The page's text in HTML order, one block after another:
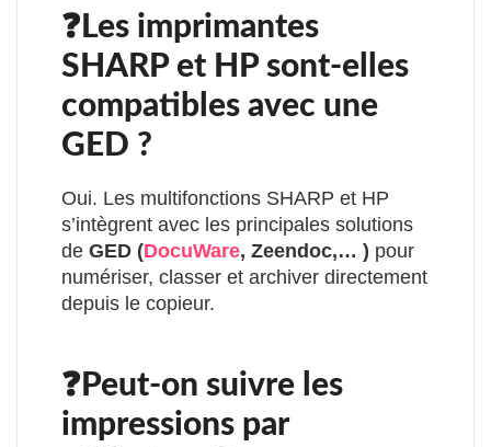
❓Les imprimantes
SHARP et HP sont-elles
compatibles avec une
GED ?
Oui. Les multifonctions SHARP et HP
s’intègrent avec les principales solutions
de GED (DocuWare, Zeendoc,… ) pour
numériser, classer et archiver directement
depuis le copieur.
❓Peut-on suivre les
impressions par